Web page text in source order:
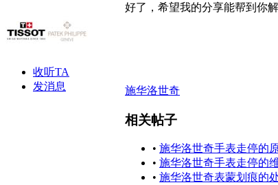
收听TA
发消息
好了，希望我的分享能帮到你
施华洛世奇
相关帖子
• 施华洛世奇手表走停的
• 施华洛世奇手表走停的
• 施华洛世奇表蒙划痕的